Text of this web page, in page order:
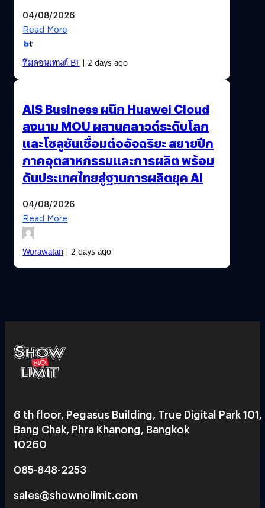
04/08/2026
Read More
ทีมคอนเทนต์ BT| 2 days ago
AIS Business ผนึก Huawei Cloud
ลงนาม MOU ผสานคลาวด์ระดับโลก
และโซลูชันเชื่อมต่ออัจฉริยะ สยายปีก
ภาคอุตสาหกรรมและการผลิต พร้อม
ดันประเทศไทยสู่ฐานการผลิตยุค AI
04/08/2026
Read More
Worawalan| 2 days ago
6 th floor, Pegasus Building, True Digital Park 101,
Bang Chak, Phra Khanong, Bangkok
10260
085-848-2253
sales@shownolimit.com